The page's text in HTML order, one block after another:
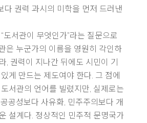
다 권력 과시의 미학을 먼저 드러낸
도서관이 무엇인가”라는 질문으로
은 누군가의 이름을 영원히 각인하
, 권력이 지나간 뒤에도 시민이 기
게 만드는 제도여야 한다. 그 점에
서관의 언어를 빌렸지만, 실제로는
공성보다 사유화, 민주주의보다 개
설계다. 정상적인 민주적 문명국가